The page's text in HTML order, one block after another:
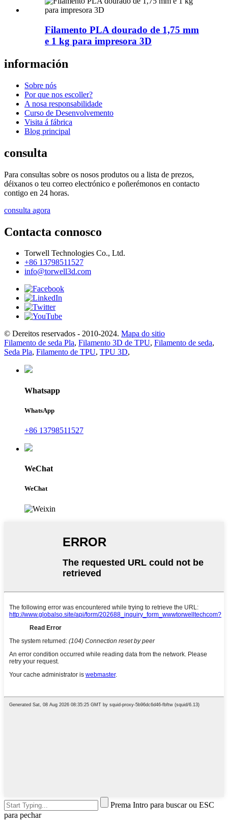
Filamento PLA dourado de 1,75 mm
e 1 kg para impresora 3D
información
Sobre nós
Por que nos escoller?
A nosa responsabilidade
Curso de Desenvolvemento
Visita á fábrica
Blog principal
consulta
Para consultas sobre os nosos produtos ou a lista de prezos,
déixanos o teu correo electrónico e poñerémonos en contacto
contigo en 24 horas.
consulta agora
Contacta connosco
Torwell Technologies Co., Ltd.
+86 13798511527
info@torwell3d.com
© Dereitos reservados - 2010-2024. Mapa do sitio
Filamento de seda Pla, Filamento 3D de TPU, Filamento de seda,
Seda Pla, Filamento de TPU, TPU 3D,
Whatsapp
WhatsApp
+86 13798511527
WeChat
WeChat
Prema Intro para buscar ou ESC
para pechar